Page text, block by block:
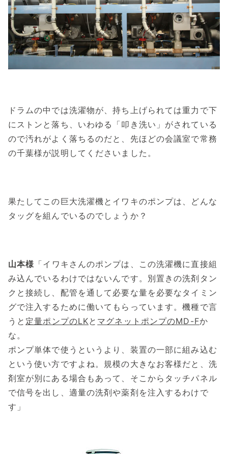
ドラムの中では洗濯物が、持ち上げられては重力で下
にストンと落ち、いわゆる「叩き洗い」がされている
ので汚れがよく落ちるのだと、先ほどの会議室で常務
の千葉様が説明してくださいました。
果たしてこの巨大洗濯機とイワキのポンプは、どんな
タッグを組んでいるのでしょうか？
山本様 「イワキさんのポンプは、この洗濯機に直接組
み込んでいるわけではないんです。別置きの洗剤タン
クと接続し、配管を通して必要な量を必要なタイミン
グで注入するために働いてもらっています。機種で言
うと 定量ポンプのLKと マグネットポンプのMD-Fか
な。
ポンプ単体で使うというより、装置の一部に組み込む
という使い方ですよね。規模の大きなお客様だと、洗
剤室が別にある場合もあって、そこからタッチパネル
で信号を出し、適量の洗剤や薬剤を注入するわけで
す」